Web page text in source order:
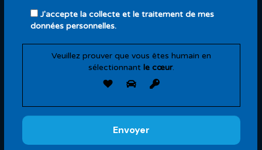
J'accepte la collecte et le traitement de mes
données personnelles.
Veuillez prouver que vous êtes humain en
sélectionnant le cœur.